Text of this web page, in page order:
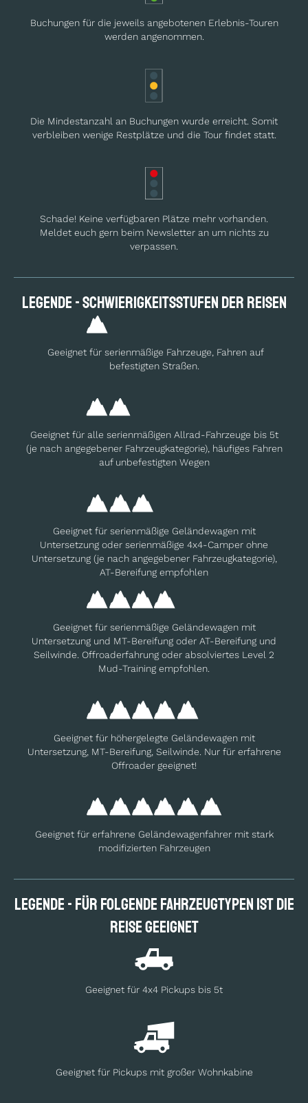
Buchungen für die jeweils angebotenen Erlebnis-Touren
werden angenommen.
Die Mindestanzahl an Buchungen wurde erreicht. Somit
verbleiben wenige Restplätze und die Tour findet statt.
Schade! Keine verfügbaren Plätze mehr vorhanden.
Meldet euch gern beim Newsletter an um nichts zu
verpassen.
Legende - Schwierig­keits­stufen der Reisen
Geeignet für serienmäßige Fahrzeuge, Fahren auf
befestigten Straßen.
Geeignet für alle serienmäßigen Allrad-Fahrzeuge bis 5t
(je nach angegebener Fahrzeugkategorie), häufiges Fahren
auf unbefestigten Wegen
Geeignet für serienmäßige Geländewagen mit
Untersetzung oder serienmäßige 4x4-Camper ohne
Untersetzung (je nach angegebener Fahrzeugkategorie),
AT-Bereifung empfohlen
Geeignet für serienmäßige Geländewagen mit
Untersetzung und MT-Bereifung oder AT-Bereifung und
Seilwinde. Offroaderfahrung oder absolviertes Level 2
Mud-Training empfohlen.
Geeignet für höhergelegte Geländewagen mit
Untersetzung, MT-Bereifung, Seilwinde. Nur für erfahrene
Offroader geeignet!
Geeignet für erfahrene Geländewagenfahrer mit stark
modifizierten Fahrzeugen
Legende - Für folgende Fahrzeugtypen ist die
Reise geeignet
Geeignet für 4x4 Pickups bis 5t
Geeignet für Pickups mit großer Wohnkabine